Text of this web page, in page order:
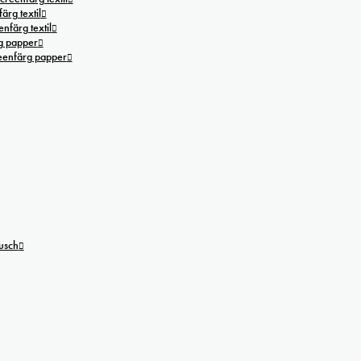
textil
textil
papper
papper